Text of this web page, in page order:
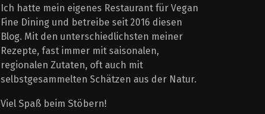
Ich hatte mein eigenes Restaurant für Vegan
Fine Dining und betreibe seit 2016 diesen
Blog. Mit den unterschiedlichsten meiner
Rezepte, fast immer mit saisonalen,
regionalen Zutaten, oft auch mit
selbstgesammelten Schätzen aus der Natur.
Viel Spaß beim Stöbern!